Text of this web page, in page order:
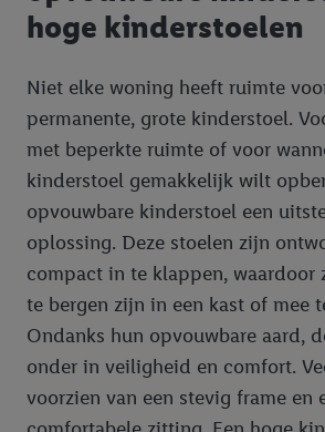
hoge kinderstoelen
Niet elke woning heeft ruimte
permanente, grote kinderstoel.
met beperkte ruimte of voor
kinderstoel gemakkelijk wilt
opvouwbare kinderstoel een
oplossing. Deze stoelen zijn
compact in te klappen, waardoor
te bergen zijn in een kast of mee
Ondanks hun opvouwbare aard,
onder in veiligheid en comfort.
voorzien van een stevig frame en